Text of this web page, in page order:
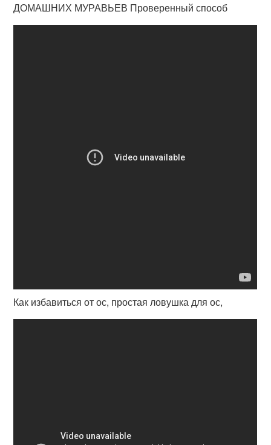
ДОМАШНИХ МУРАВЬЕВ Проверенный способ
Как избавиться от ос, простая ловушка для ос,